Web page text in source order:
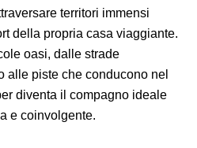
territori immensi
della propria casa viaggiante.
oasi, dalle strade
alle piste che conducono nel
diventa il compagno ideale
e coinvolgente.